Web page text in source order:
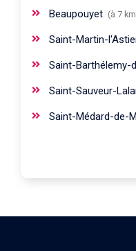
Beaupouyet (à 7
Saint-Martin-
Saint-Barthélemy-
Saint-Sauveur-
Saint-Médard-de-